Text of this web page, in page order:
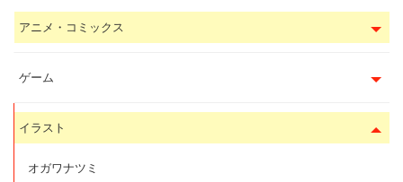
アニメ・コミックス
ゲーム
イラスト
オガワナツミ